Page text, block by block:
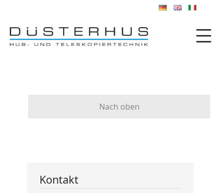
Nach oben
Kontakt